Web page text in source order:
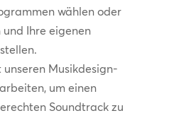
wählen oder
Ihre eigenen
Musikdesign-
um einen
Soundtrack zu